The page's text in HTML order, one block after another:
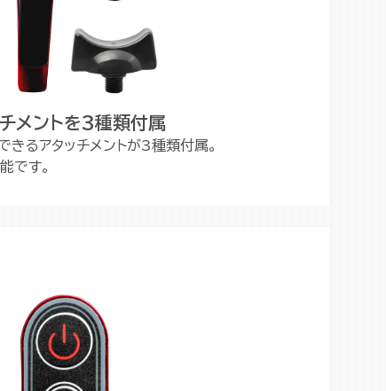
メントを3種類付属
るアタッチメントが3種類付属。
です。